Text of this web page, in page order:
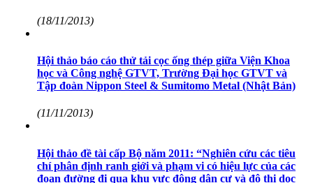
(18/11/2013)
Hội thảo báo cáo thử tải cọc ống thép giữa Viện Khoa
học và Công nghệ GTVT, Trường Đại học GTVT và
Tập đoàn Nippon Steel & Sumitomo Metal (Nhật Bản)
(11/11/2013)
Hội thảo đề tài cấp Bộ năm 2011: “Nghiên cứu các tiêu
chí phân định ranh giới và phạm vi có hiệu lực của các
đoạn đường đi qua khu vực đông dân cư và đô thị dọc